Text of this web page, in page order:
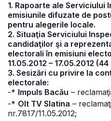
1. Rapoarte ale Serviciului
emisiunile difuzate de
pentru alegerile locale.
2. Situaţia Serviciului
candidaţilor şi a
electorali în emisiuni
11.05.2012 – 17.05.2012
3. Sesizări cu privire la
electorale:
-* Impuls Bacău –
-* Olt TV Slatina –
nr.7817/11.05.2012;